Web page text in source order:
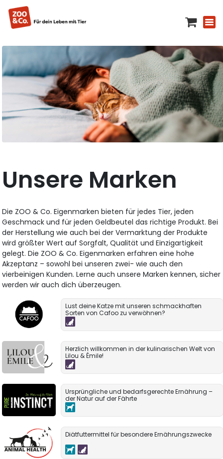
Unsere Marken
Die ZOO & Co. Eigenmarken bieten für jedes Tier, jeden
Geschmack und für jeden Geldbeutel das richtige Produkt. Bei
der Herstellung wie auch bei der Vermarktung der Produkte
wird größter Wert auf Sorgfalt, Qualität und Einzigartigkeit
gelegt. Die ZOO & Co. Eigenmarken erfahren eine hohe
Akzeptanz – sowohl bei unseren zwei- wie auch den
vierbeinigen Kunden. Lerne auch unsere Marken kennen, sicher
werden wir auch dich überzeugen.
Lust deine Katze mit unseren schmackhaften
Sorten von Cafoo zu verwöhnen?
Herzlich willkommen in der kulinarischen Welt von
Lilou & Émile!
Ursprüngliche und bedarfsgerechte Ernährung –
der Natur auf der Fährte
Diätfuttermittel für besondere Ernährungszwecke